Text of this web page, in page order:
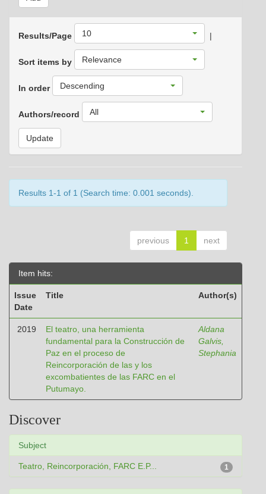
Results/Page 10 |
Sort items by Relevance
In order Descending
Authors/record All
Results 1-1 of 1 (Search time: 0.001 seconds).
previous 1 next
Item hits:
Issue
Date
Title Author(s)
2019
El teatro, una herramienta
fundamental para la Construcción de
Paz en el proceso de
Reincorporación de las y los
excombatientes de las FARC en el
Putumayo.
Aldana
Galvis,
Stephania
Discover
Subject
1
Teatro, Reincorporación, FARC E.P...